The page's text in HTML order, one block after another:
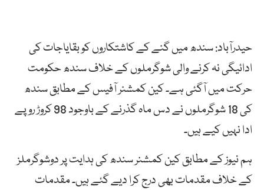
حیدرآباد: سندھ میں گنے کے کاشتکاروں کو بقایاجات کی
ادائیگی نہ کرنے والی شوگرملوں کے خلاف سندھ حکومت
حرکت میں آگئی ہے۔ کین کمشنر آفیس کے مطابق سندھ
کی 18 شوگرملوں نے دس ماہ گذرنے کے باوجود 98 کروڑ روپے
ادا نہیں کیے ہیں۔
ہم نیوز کے مطابق کین کمشنر سندھ کی ہدایت پر دوشوگرملز
کے خلاف مقدمات بھی درج کرا دیے گئے ہیں۔ مقدمات